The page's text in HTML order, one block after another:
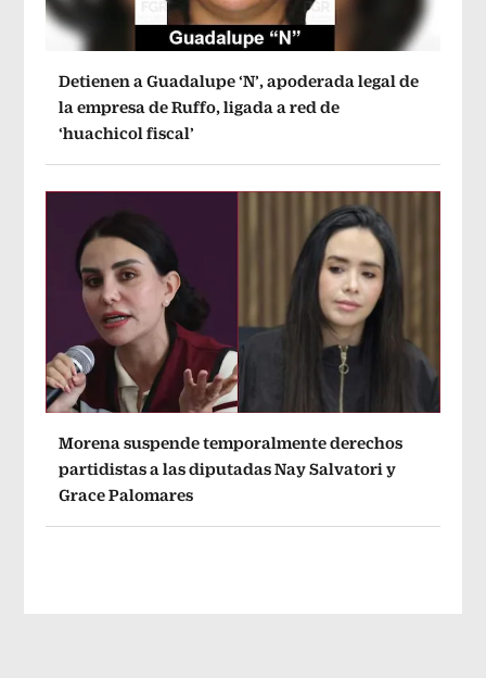
Detienen a Guadalupe ‘N’, apoderada legal de
la empresa de Ruffo, ligada a red de
‘huachicol fiscal’
Morena suspende temporalmente derechos
partidistas a las diputadas Nay Salvatori y
Grace Palomares